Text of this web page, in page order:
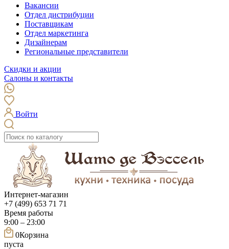
Вакансии
Отдел дистрибуции
Поставщикам
Отдел маркетинга
Дизайнерам
Региональные представители
Скидки и акции
Салоны и контакты
Войти
Интернет-магазин
+7 (499) 653 71 71
Время работы
9:00 – 23:00
0Корзина
пуста